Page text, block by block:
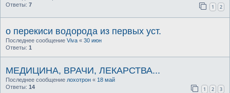
Ответы: 7 1 2
о перекиси водорода из первых уст.
Последнее сообщение Viva « 30 июн
Ответы: 1
МЕДИЦИНА, ВРАЧИ, ЛЕКАРСТВА...
Последнее сообщение лохотрон « 18 май
Ответы: 14 1 2 3